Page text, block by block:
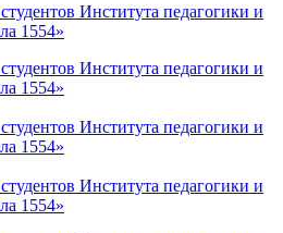
Института педагогики и
1554»
Института педагогики и
1554»
Института педагогики и
1554»
Института педагогики и
1554»